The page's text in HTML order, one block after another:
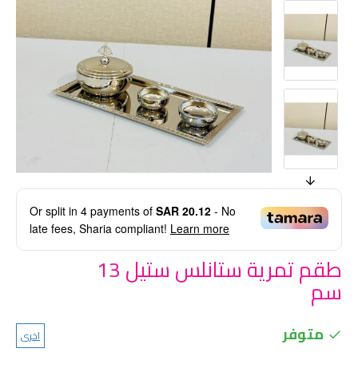
Or split in 4 payments of SAR 20.12 - No
late fees, Sharia compliant! Learn more
طقم تمرية ستانلس ستيل 13
سم
متوفر اخرى